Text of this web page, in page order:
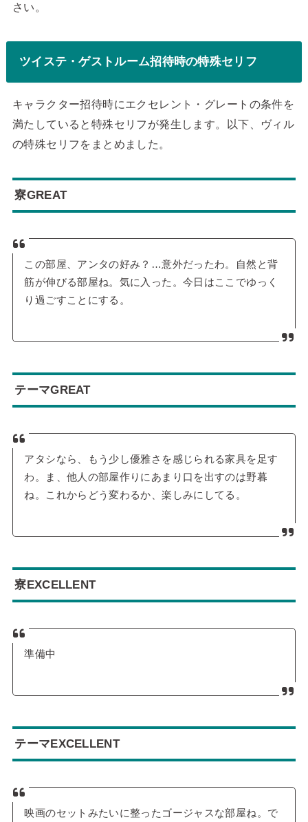
さい。
ツイステ・ゲストルーム招待時の特殊セリフ
キャラクター招待時にエクセレント・グレートの条件を
満たしていると特殊セリフが発生します。以下、ヴィル
の特殊セリフをまとめました。
寮GREAT
この部屋、アンタの好み？…意外だったわ。自然と背
筋が伸びる部屋ね。気に入った。今日はここでゆっく
り過ごすことにする。
テーマGREAT
アタシなら、もう少し優雅さを感じられる家具を足す
わ。ま、他人の部屋作りにあまり口を出すのは野暮
ね。これからどう変わるか、楽しみにしてる。
寮EXCELLENT
準備中
テーマEXCELLENT
映画のセットみたいに整ったゴージャスな部屋ね。で